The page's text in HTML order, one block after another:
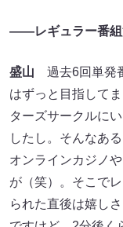
――レギュラー番組
盛山 過去6回単発
はずっと目指して
ターズサークルに
したし。そんなあ
オンラインカジノ
が（笑）。そこで
られた直後は嬉し